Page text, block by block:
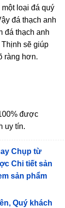
loại đá quý
đá thạch anh
đá thạch anh
sẽ giúp
ràng hơn.
được
uy tín.
Chụp từ
Chi tiết sản
sản phẩm
Quý khách